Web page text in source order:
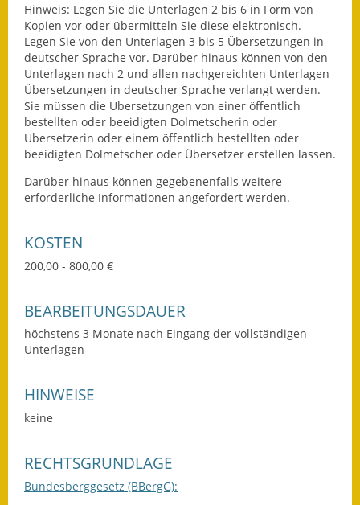
Wirtschaft
Ausschreibung von
Baumaßnahmen
Firmenliste
Hinweis: Legen Sie die Unterlagen 2 bis 6 in Form von
Kopien vor oder übermitteln Sie diese elektronisch.
Legen Sie von den Unterlagen 3 bis 5 Übersetzungen in
deutscher Sprache vor. Darüber hinaus können von den
Unterlagen nach 2 und allen nachgereichten Unterlagen
Übersetzungen in deutscher Sprache verlangt werden.
Sie müssen die Übersetzungen von einer öffentlich
bestellten oder beeidigten Dolmetscherin oder
Übersetzerin oder einem öffentlich bestellten oder
beeidigten Dolmetscher oder Übersetzer erstellen lassen.
Darüber hinaus können gegebenenfalls weitere
erforderliche Informationen angefordert werden.
KOSTEN
200,00 - 800,00 €
BEARBEITUNGSDAUER
höchstens 3 Monate nach Eingang der vollständigen
Unterlagen
HINWEISE
keine
RECHTSGRUNDLAGE
Bundesberggesetz (BBergG):